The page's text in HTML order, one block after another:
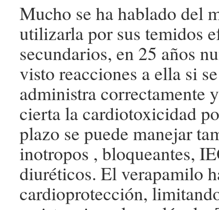
Mucho se ha hablado del
utilizarla por sus temidos
secundarios, en 25 años
visto reacciones a ella si
administra correctamente
cierta la cardiotoxicidad
plazo se puede manejar
inotropos , bloqueantes,
diuréticos. El verapamilo
cardioprotección,